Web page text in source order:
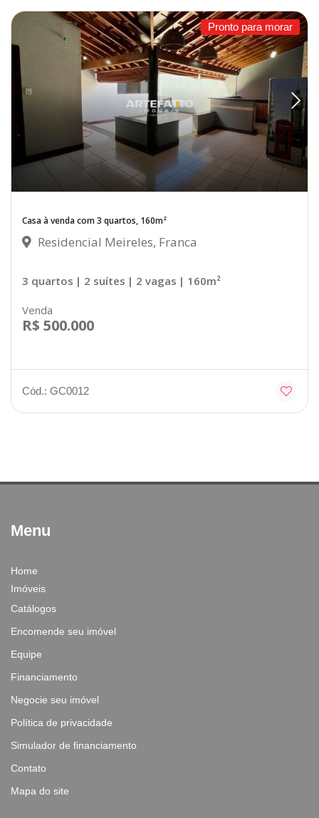
Pronto para morar
Casa à venda com 3 quartos, 160m²
Residencial Meireles, Franca
3 quartos | 2 suítes | 2 vagas | 160m²
Venda
R$ 500.000
Cód.: GC0012
Menu
Home
Imóveis
Catálogos
Encomende seu imóvel
Equipe
Financiamento
Negocie seu imóvel
Política de privacidade
Simulador de financiamento
Contato
Mapa do site